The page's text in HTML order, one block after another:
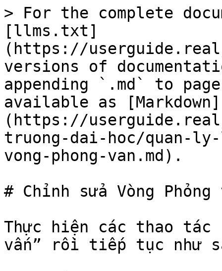
> For the complete
[llms.txt]
(https://
versions of
appending `.md` to
available as [Markdown]
(https://
truong-dai-hoc/quan-
vong-phong-van.md).
# Chỉnh sửa Vòng Phỏng
Thực hiện các thao tác
vấn” rồi tiếp tục như